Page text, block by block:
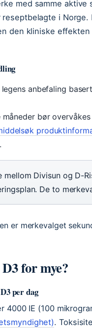
med samme
i
den kliniske
anbefaling
bør
mellom Divisun og D-
De to
er merkevalget
for mye?
per dag
4000 IE (100
.